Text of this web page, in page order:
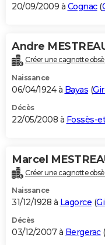
20/09/2009 à Cognac(
Andre
Créer une cagnotte
Naissance
06/04/1924 à Bayas (
Décès
22/05/2008 à Fossès-
Marcel
Créer une cagnotte
Naissance
31/12/1928 à Lagorce (
Décès
03/12/2007 à Bergerac(